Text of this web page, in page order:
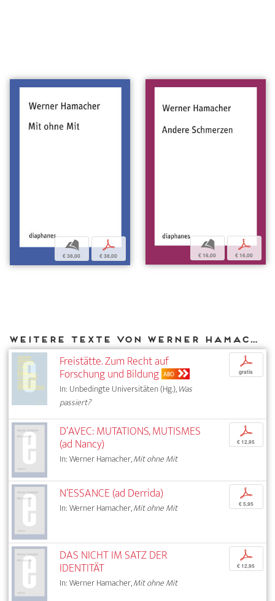
b
€ 38,00
p
€ 38,00
b
€ 16,00
p
€ 16,00
Weitere Texte von Werner Hamacher bei DIAPHANES
Freistätte. Zum Recht auf
Forschung und Bildung ABO
In: Unbedingte Universitäten (Hg.),Was
passiert?
p
gratis
D’AVEC: MUTATIONS, MUTISMES
(ad Nancy)
In: Werner Hamacher,Mit ohne Mit
p
€ 12,95
N’ESSANCE (ad Derrida)
In: Werner Hamacher,Mit ohne Mit
p
€ 5,95
DAS NICHT IM SATZ DER
IDENTITÄT
In: Werner Hamacher,Mit ohne Mit
p
€ 12,95